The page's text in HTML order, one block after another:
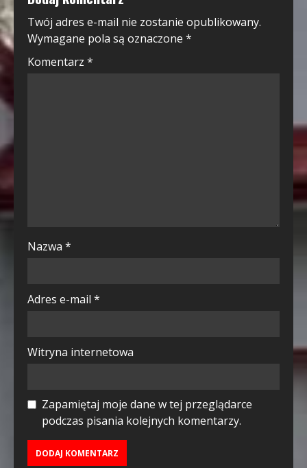
Twój adres e-mail nie zostanie opublikowany.
Wymagane pola są oznaczone *
Komentarz *
Nazwa *
Adres e-mail *
Witryna internetowa
Zapamiętaj moje dane w tej przeglądarce
podczas pisania kolejnych komentarzy.